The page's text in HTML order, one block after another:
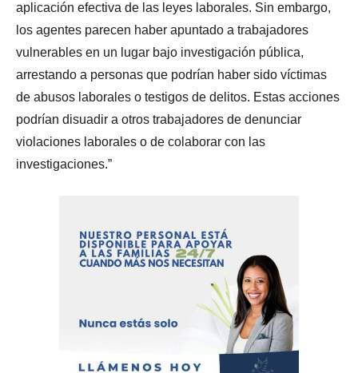
aplicación efectiva de las leyes laborales. Sin embargo,
los agentes parecen haber apuntado a trabajadores
vulnerables en un lugar bajo investigación pública,
arrestando a personas que podrían haber sido víctimas
de abusos laborales o testigos de delitos. Estas acciones
podrían disuadir a otros trabajadores de denunciar
violaciones laborales o de colaborar con las
investigaciones.”